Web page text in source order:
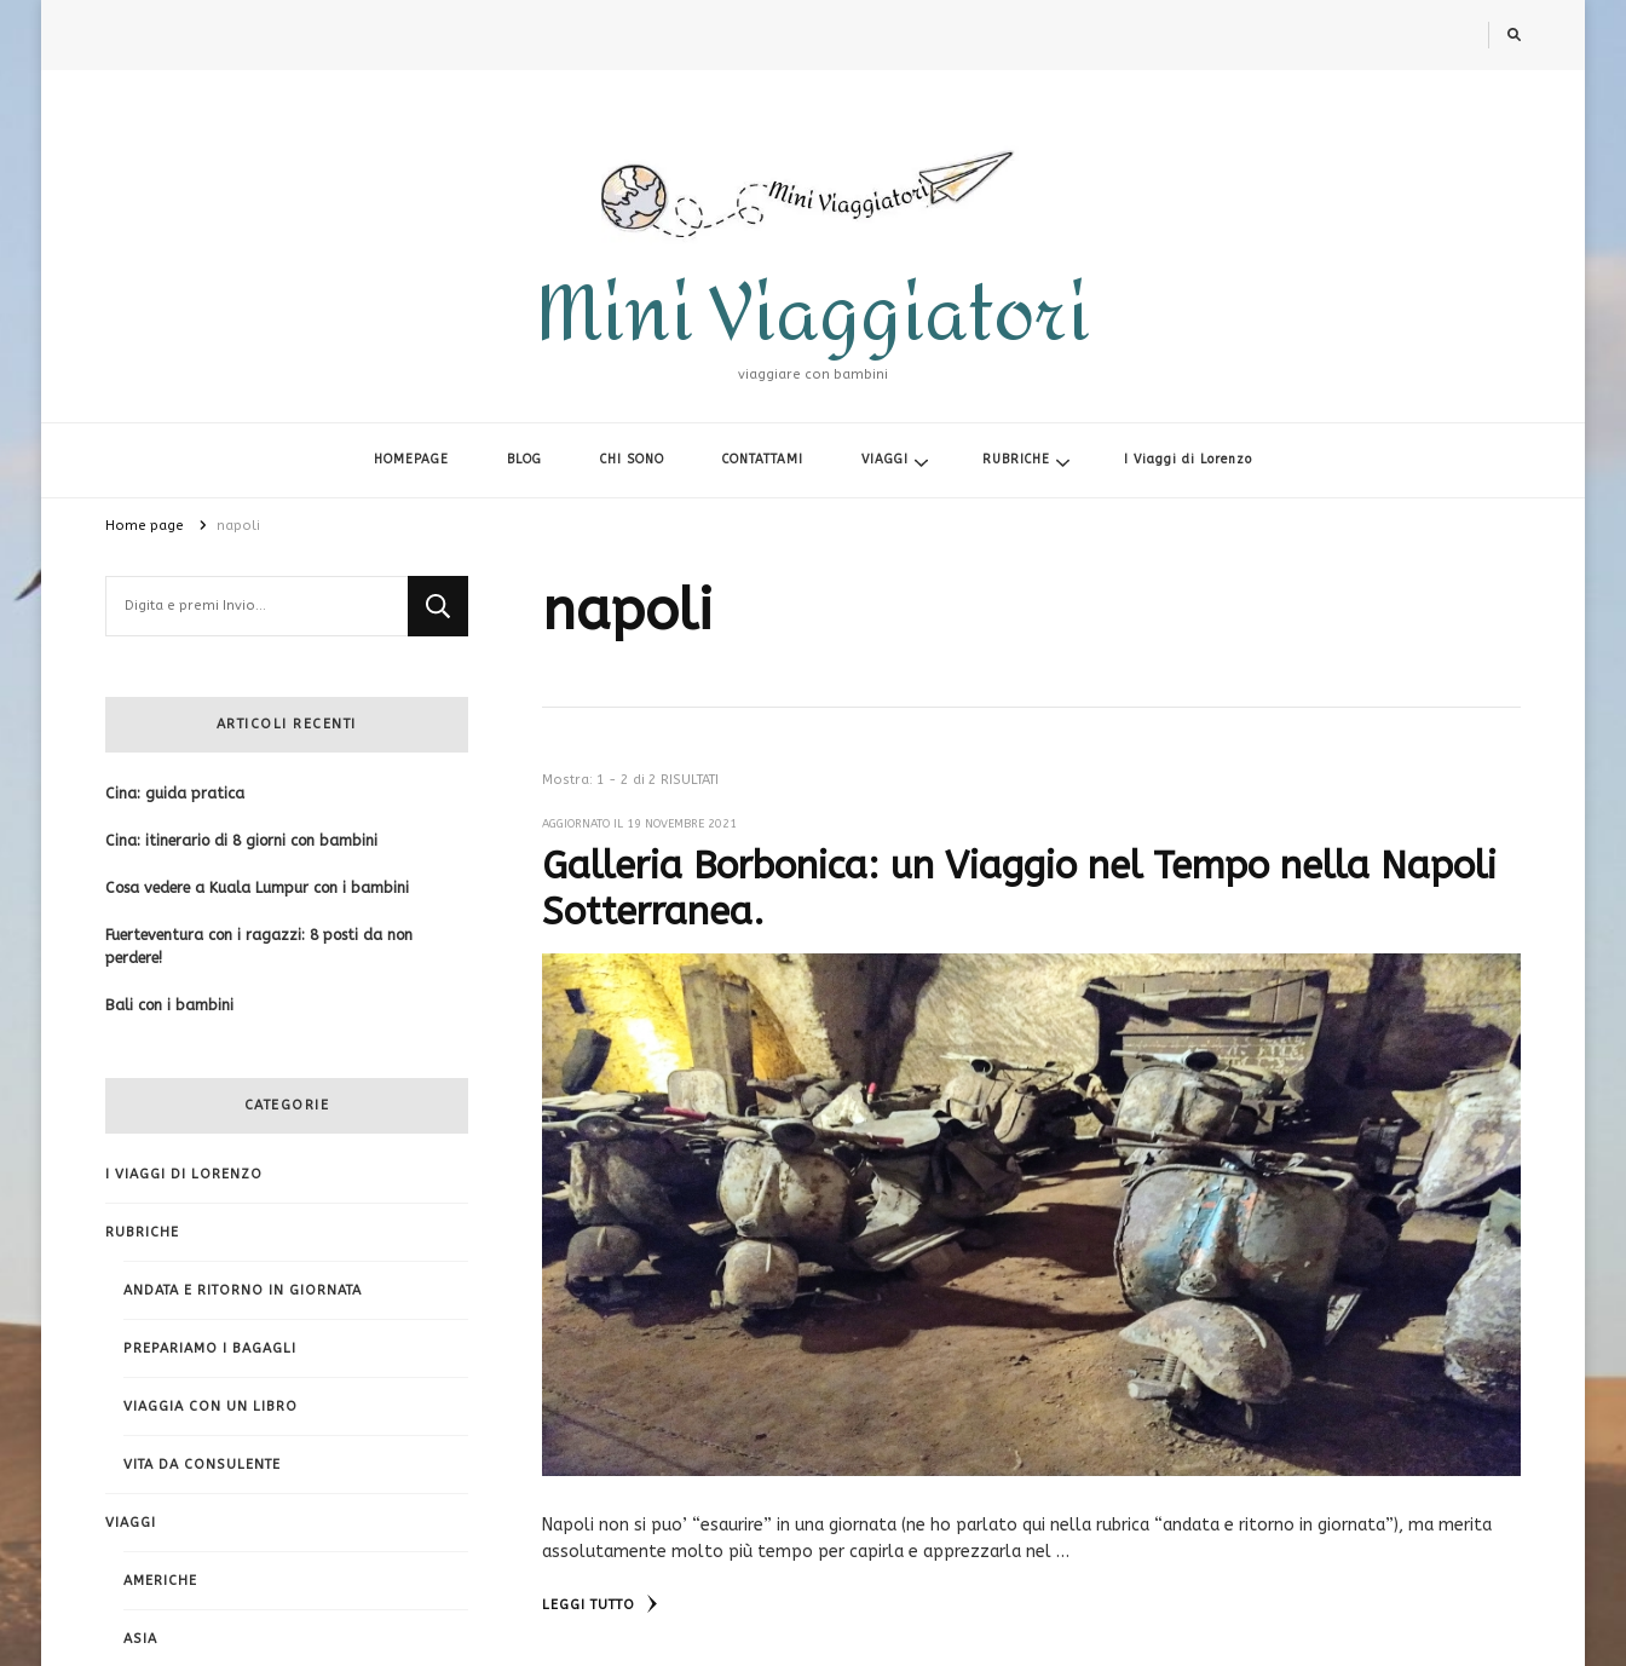
Mini Viaggiatori
viaggiare con bambini
HOMEPAGE BLOG CHI SONO CONTATTAMI VIAGGI RUBRICHE I Viaggi di Lorenzo
Home page napoli
napoli
Mostra: 1 - 2 di 2 RISULTATI
AGGIORNATO IL 19 NOVEMBRE 2021
Galleria Borbonica: un Viaggio nel Tempo nella Napoli
Sotterranea.
Napoli non si puo’ “esaurire” in una giornata (ne ho parlato qui nella rubrica “andata e ritorno in giornata”), ma merita
assolutamente molto più tempo per capirla e apprezzarla nel …
LEGGI TUTTO
qualcosa?
ARTICOLI RECENTI
Cina: guida pratica
Cina: itinerario di 8 giorni con bambini
Cosa vedere a Kuala Lumpur con i bambini
Fuerteventura con i ragazzi: 8 posti da non
perdere!
Bali con i bambini
CATEGORIE
I VIAGGI DI LORENZO
RUBRICHE
ANDATA E RITORNO IN GIORNATA
PREPARIAMO I BAGAGLI
VIAGGIA CON UN LIBRO
VITA DA CONSULENTE
VIAGGI
AMERICHE
ASIA